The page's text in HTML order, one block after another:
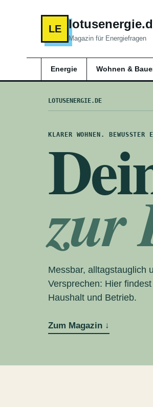
LE
Magazin für Energiefragen
Energie Wohnen &
LOTUSENERGIE.DE
KLARER WOHNEN. BEWUSSTER
zur
Messbar, alltagstauglich
Versprechen: Hier
Haushalt und Betrieb.
Zum Magazin ↓